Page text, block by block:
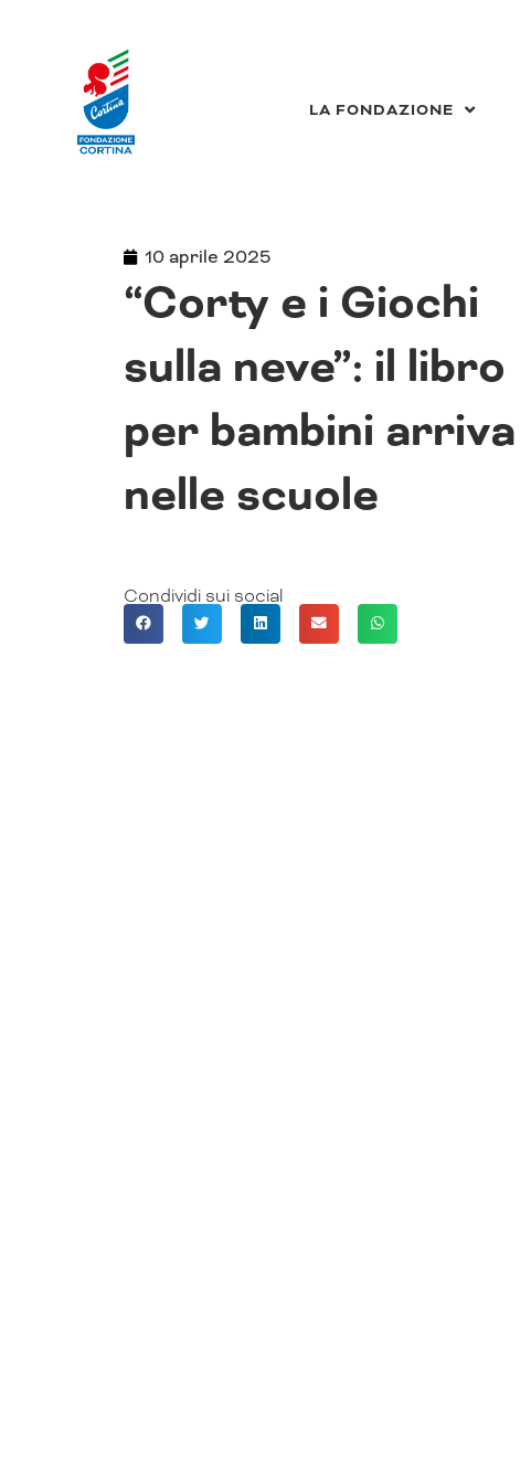
contenuto
LA FONDAZIONE
10 aprile 2025
“Corty e i Giochi
sulla neve”: il libro
per bambini arriva
nelle scuole
Condividi sui social